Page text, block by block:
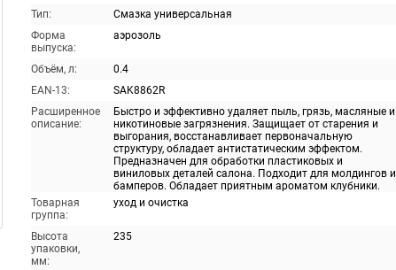
Тип:
Смазка универсальная
Форма
выпуска:
аэрозоль
Объём, л:
0.4
EAN-13:
SAK8862R
Расширенное
описание:
Быстро и эффективно удаляет пыль, грязь, масляные и
никотиновые загрязнения. Защищает от старения и
выгорания, восстанавливает первоначальную
структуру, обладает антистатическим эффектом.
Предназначен для обработки пластиковых и
виниловых деталей салона. Подходит для молдингов и
бамперов. Обладает приятным ароматом клубники.
Товарная
группа:
уход и очистка
Высота
упаковки,
мм:
235